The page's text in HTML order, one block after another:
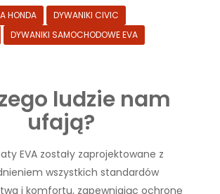
HONDA
DYWANIKI CIVIC
DYWANIKI SAMOCHODOWE EVA
ludzie nam
ufają?
EVA zostały zaprojektowane z
wszystkich standardów
i komfortu, zapewniając ochronę